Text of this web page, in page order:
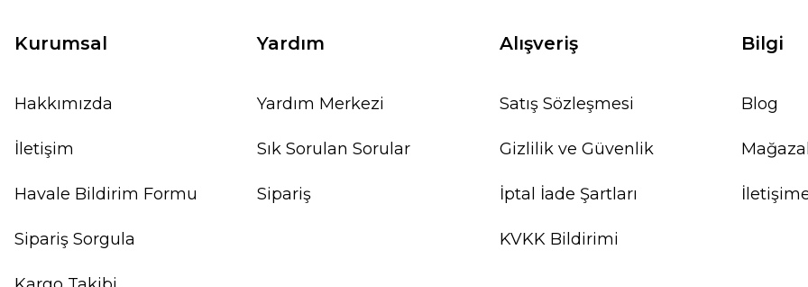
Kurumsal
Hakkımızda
İletişim
Havale Bildirim Formu
Sipariş Sorgula
Yardım
Yardım Merkezi
Sık Sorulan Sorular
Sipariş
Alışveriş
Satış Sözleşmesi
Gizlilik ve Güvenlik
İptal İade Şartları
KVKK Bildirimi
Bilgi
Blog